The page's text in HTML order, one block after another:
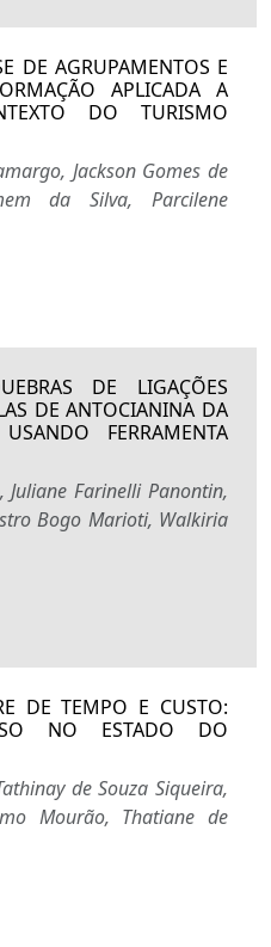
DE AGRUPAMENTOS E
APLICADA A
DO TURISMO
Jackson Gomes de
da Silva, Parcilene
DE LIGAÇÕES
DE ANTOCIANINA DA
FERRAMENTA
Juliane Farinelli Panontin,
Bogo Marioti, Walkiria
DE TEMPO E CUSTO:
NO ESTADO DO
de Souza Siqueira,
Mourão, Thatiane de